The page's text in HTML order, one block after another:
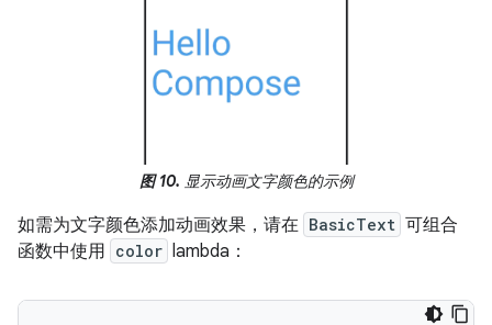
图 10. 显示动画文字颜色的示例
如需为文字颜色添加动画效果，请在 BasicText 可组合
函数中使用 color lambda：